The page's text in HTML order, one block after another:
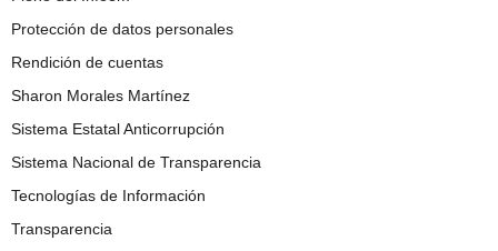
Protección de datos personales
Rendición de cuentas
Sharon Morales Martínez
Sistema Estatal Anticorrupción
Sistema Nacional de Transparencia
Tecnologías de Información
Transparencia